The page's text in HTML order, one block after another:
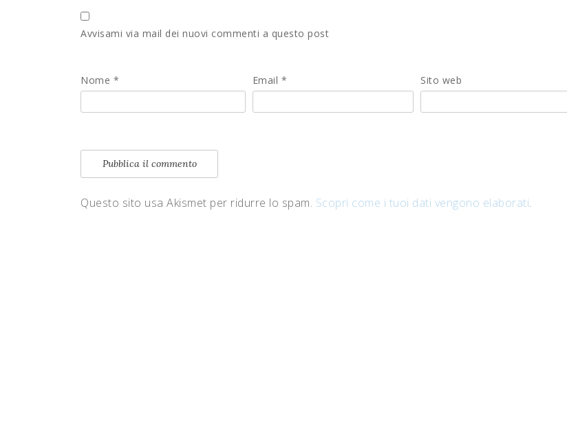
Avvisami via mail dei nuovi commenti a questo post
Nome * Email * Sito web
Questo sito usa Akismet per ridurre lo spam. Scopri come i tuoi dati vengono elaborati.